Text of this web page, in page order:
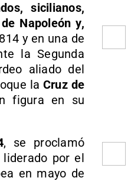
sicilianos,
Napoleón y,
y en una de
la Segunda
aliado del
la Cruz de
figura en su
, se proclamó
por el
en mayo de